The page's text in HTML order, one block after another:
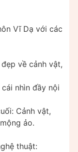
Vĩ Dạ với các
về cảnh vật,
nhìn đầy nội
Cảnh vật,
ảo.
thuật: